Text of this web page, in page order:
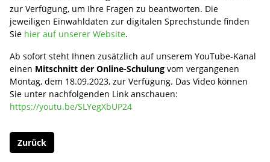
zur Verfügung, um Ihre Fragen zu beantworten. Die
jeweiligen Einwahldaten zur digitalen Sprechstunde finden
Sie hier auf unserer Website.
Ab sofort steht Ihnen zusätzlich auf unserem YouTube-Kanal
einen Mitschnitt der Online-Schulung vom vergangenen
Montag, dem 18.09.2023, zur Verfügung. Das Video können
Sie unter nachfolgenden Link anschauen:
https://youtu.be/SLYegXbUP24
Zurück